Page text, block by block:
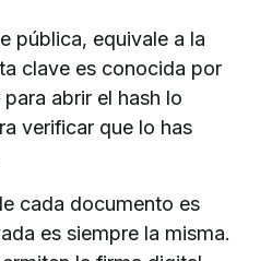
pública, equivale a la
clave es conocida por
abrir el hash lo
verificar que lo has
cada documento es
es siempre la misma.